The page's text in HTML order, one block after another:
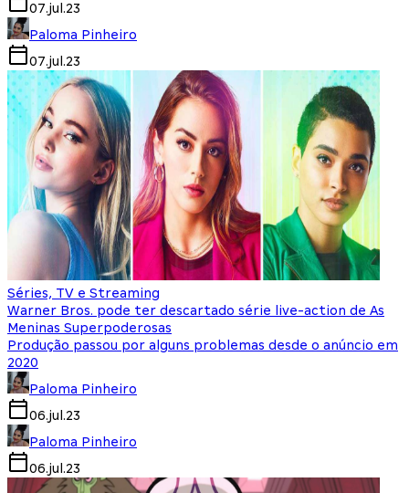
07.jul.23
Paloma Pinheiro
07.jul.23
Séries, TV e Streaming
Warner Bros. pode ter descartado série live-action de As
Meninas Superpoderosas
Produção passou por alguns problemas desde o anúncio em
2020
Paloma Pinheiro
06.jul.23
Paloma Pinheiro
06.jul.23